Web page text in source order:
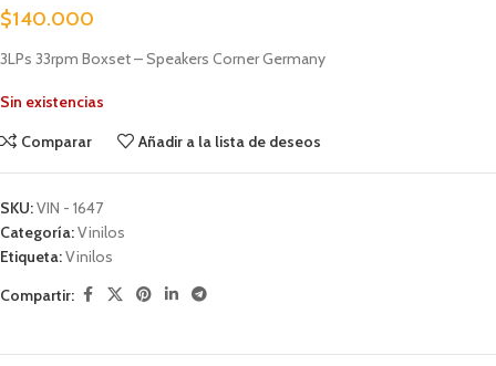
$140.000
3LPs 33rpm Boxset – Speakers Corner Germany
Sin existencias
Comparar
Añadir a la lista de deseos
SKU:VIN - 1647
Categoría:Vinilos
Etiqueta:Vinilos
Compartir: